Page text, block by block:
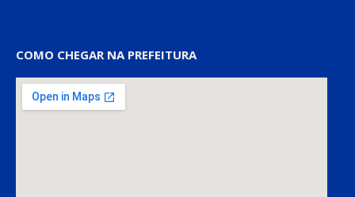
COMO CHEGAR NA PREFEITURA